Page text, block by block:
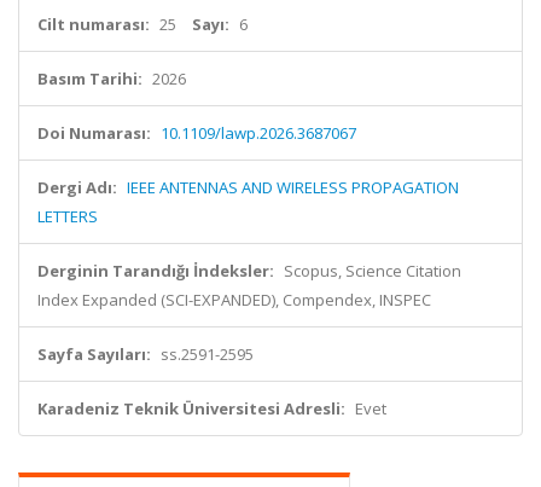
Cilt numarası: 25 Sayı: 6
Basım Tarihi: 2026
Doi Numarası: 10.1109/lawp.2026.3687067
Dergi Adı: IEEE ANTENNAS AND WIRELESS PROPAGATION
LETTERS
Derginin Tarandığı İndeksler: Scopus, Science Citation
Index Expanded (SCI-EXPANDED), Compendex, INSPEC
Sayfa Sayıları: ss.2591-2595
Karadeniz Teknik Üniversitesi Adresli: Evet